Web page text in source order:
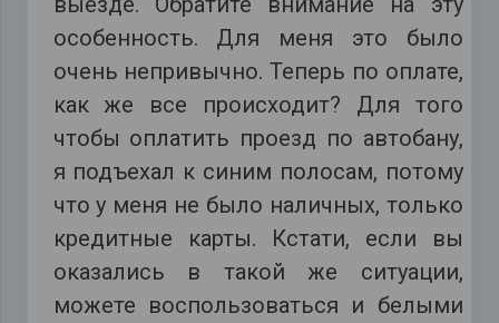
особенность. Для меня это было
очень непривычно. Теперь по оплате,
как же все происходит? Для того
чтобы оплатить проезд по автобану,
я подъехал к синим полосам, потому
что у меня не было наличных, только
кредитные карты. Кстати, если вы
оказались в такой же ситуации,
можете воспользоваться и белыми